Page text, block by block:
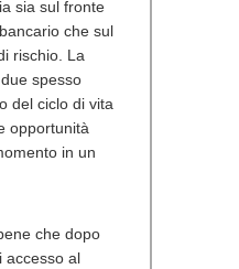
sia sul fronte
che sul
rischio. La
spesso
del ciclo di vita
opportunità
in un
che dopo
accesso al